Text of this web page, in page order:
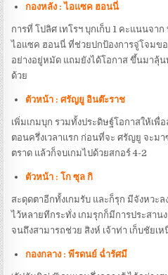
กองหลัง : ไอแซค ฮอนนี่
การที่ โปลิศ เทโรฯ บุกเก็บ 1 คะแนนจ
ไอแซค ฮอนนี่ ที่ช่วยปกป้องการจู่โจมขอ
อย่างอยู่หมัด แถมยังได้โอกาส ขึ้นมาลุ้
ด้วย
ตัวหน้า : ศรัญยู อินต๊ะราช
เพิ่มเกมบุก รวมทั้งประดิษฐ์โอกาสให้เ
ตอนครึ่งเวลาแรก ก่อนที่จะ ศรัญยู จะม
ตราด แล้วก็จบเกมไปด้วยสกอร์ 4-2
ตัวหน้า : โก ซุล กิ
สะดุดตาอีกทั้งเกมรับ และก็รุก มีจังหวะ
ไว้หลายทีกระทั่ง เกมรุกก็มีการประสาน
จนถึงสามารถช่วย สิงห์ เจ้าท่า เก็บชัยเ
กองกลาง : พีรดนย์ ฉ่ำรัศมี